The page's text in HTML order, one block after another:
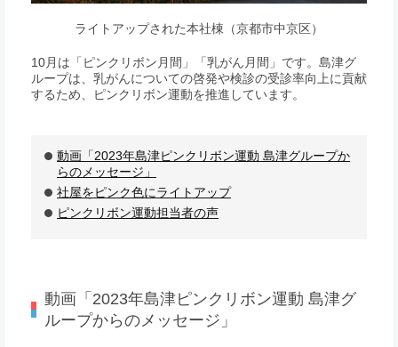
ライトアップされた本社棟（京都市中京区）
10月は「ピンクリボン月間」「乳がん月間」です。島津グ
ループは、乳がんについての啓発や検診の受診率向上に貢献
するため、ピンクリボン運動を推進しています。
動画「2023年島津ピンクリボン運動 島津グループか
らのメッセージ」
社屋をピンク色にライトアップ
ピンクリボン運動担当者の声
動画「2023年島津ピンクリボン運動 島津グ
ループからのメッセージ」